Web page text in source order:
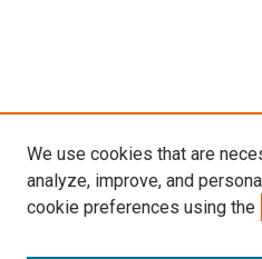
We use cookies that are
analyze, improve, and
cookie preferences using the